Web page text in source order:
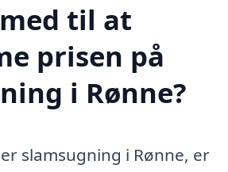
til at
prisen på
i Rønne?
slamsugning i Rønne, er